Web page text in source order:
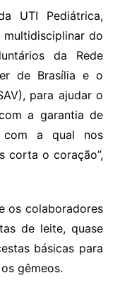
UTI Pediátrica,
do
da Rede
de Brasília e o
para ajudar o
a garantia de
com a qual nos
corta o coração”,
os colaboradores
de leite, quase
básicas para
gêmeos.